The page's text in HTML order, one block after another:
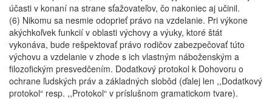
účasti v konaní na strane sťažovateľov, čo nakoniec aj učinil.
(6) Nikomu sa nesmie odoprieť právo na vzdelanie. Pri výkone
akýchkoľvek funkcií v oblasti výchovy a výuky, ktoré štát
vykonáva, bude rešpektovať právo rodičov zabezpečovať túto
výchovu a vzdelanie v zhode s ich vlastným náboženským a
filozofickým presvedčením. Dodatkový protokol k Dohovoru o
ochrane ľudských práv a základných slobôd (ďalej len ,,Dodatkový
protokol“ resp. ,,Protokol“ v príslušnom gramatickom tvare).